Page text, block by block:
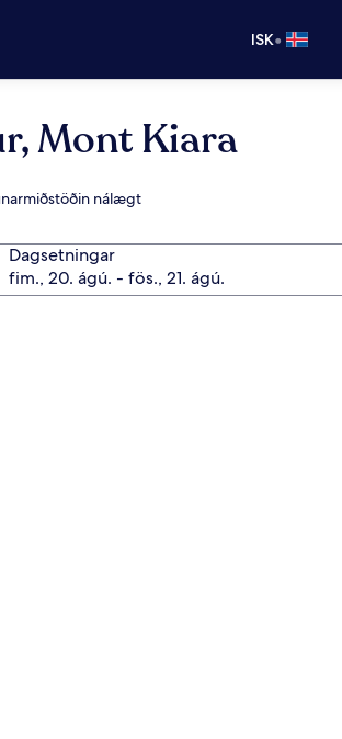
ISK•
Mont Kiara
nálægt
Dagsetningar